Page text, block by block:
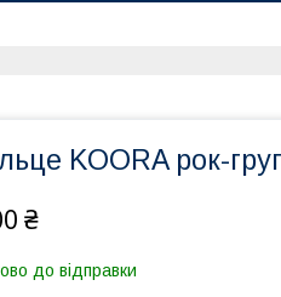
KOORA рок-
₴
до відправки